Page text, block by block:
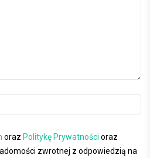
oraz Politykę Prywatności oraz
zwrotnej z odpowiedzią na